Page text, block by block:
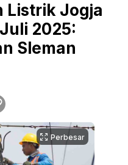
Listrik Jogja
2025:
Sleman
Perbesar